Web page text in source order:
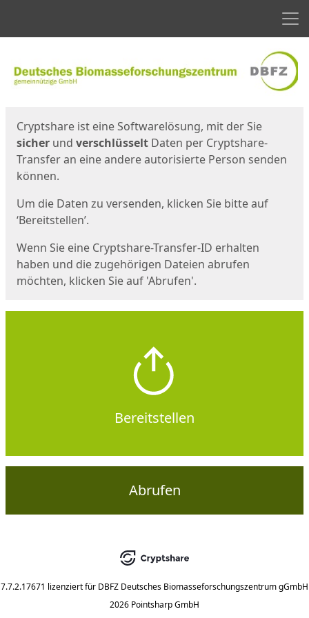
Cryptshare ist eine Softwarelösung, mit der Sie
sicher und verschlüsselt Daten per Cryptshare-
Transfer an eine andere autorisierte Person senden
können.
Um die Daten zu versenden, klicken Sie bitte auf
‘Bereitstellen’.
Wenn Sie eine Cryptshare-Transfer-ID erhalten
haben und die zugehörigen Dateien abrufen
möchten, klicken Sie auf 'Abrufen'.
Bereitstellen
Abrufen
7.7.2.17671 lizenziert für DBFZ Deutsches Biomasseforschungszentrum gGmbH
2026 Pointsharp GmbH